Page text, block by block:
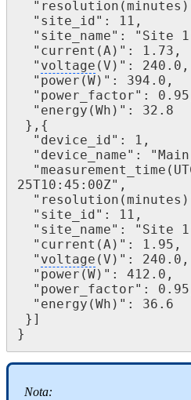
  "
voltage (V)": 240.0,
  "device_name": "Main
25T10:45:00Z",
  "
voltage (V)": 240.0,
}
Nota: